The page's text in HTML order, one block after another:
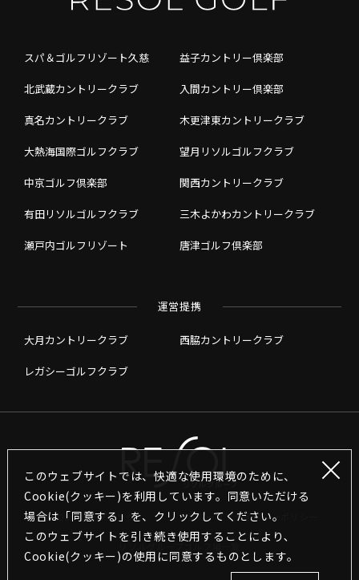
このウェブサイトでは、快適な使用環境のために、
Cookie(クッキー)を利用しています。同意いただける
場合は「同意する」を、クリックしてください。
このウェブサイトを引き続き使用することにより､
Cookie(クッキー)の使用に同意するものとします｡
スパ＆ゴルフリゾート久慈 益子カントリー倶楽部
北武蔵カントリークラブ 入間カントリー倶楽部
真名カントリークラブ 木更津東カントリークラブ
大熱海国際ゴルフクラブ 望月リソルゴルフクラブ
中京ゴルフ倶楽部 関西カントリークラブ
有田リソルゴルフクラブ 三木よかわカントリークラブ
瀬戸内ゴルフリゾート 唐津ゴルフ倶楽部
運営提携
大月カントリークラブ 西脇カントリークラブ
レガシーゴルフクラブ
RESOLグループリンク グループプライバシーポリシー